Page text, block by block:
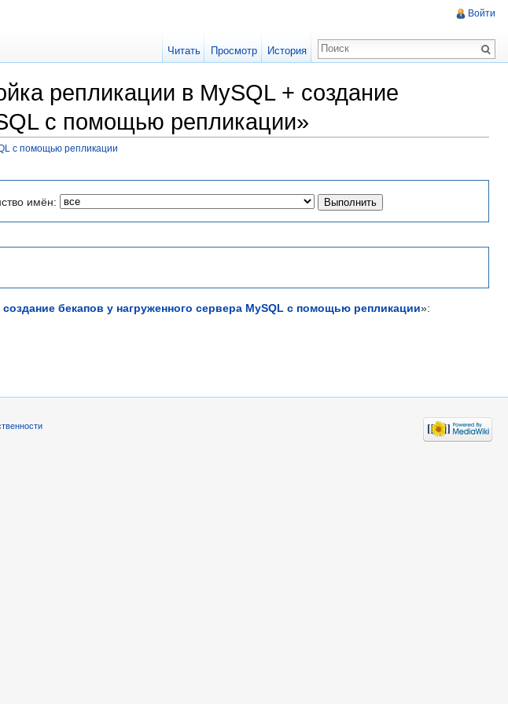
репликации в MySQL + создание
с помощью репликации»
с помощью репликации
имён:
бекапов у нагруженного сервера MySQL с помощью репликации»:
Войти
Читать Просмотр История